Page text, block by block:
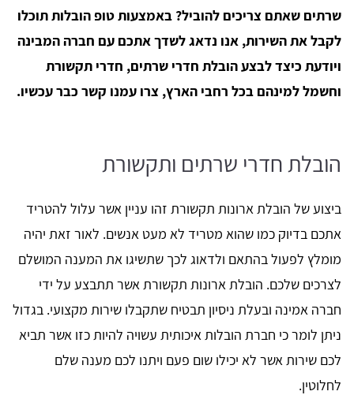
שרתים שאתם צריכים להוביל? באמצעות טופ הובלות תוכלו
לקבל את השירות, אנו נדאג לשדך אתכם עם חברה המבינה
ויודעת כיצד לבצע הובלת חדרי שרתים, חדרי תקשורת
וחשמל למינהם בכל רחבי הארץ, צרו עמנו קשר כבר עכשיו.
הובלת חדרי שרתים ותקשורת
ביצוע של הובלת ארונות תקשורת זהו עניין אשר עלול להטריד
אתכם בדיוק כמו שהוא מטריד לא מעט אנשים. לאור זאת יהיה
מומלץ לפעול בהתאם ולדאוג לכך שתשיגו את המענה המושלם
לצרכים שלכם. הובלת ארונות תקשורת אשר תתבצע על ידי
חברה אמינה ובעלת ניסיון תבטיח שתקבלו שירות מקצועי. בגדול
ניתן לומר כי חברת הובלות איכותית עשויה להיות כזו אשר תביא
לכם שירות אשר לא יכילו שום פעם ויתנו לכם מענה שלם
לחלוטין.